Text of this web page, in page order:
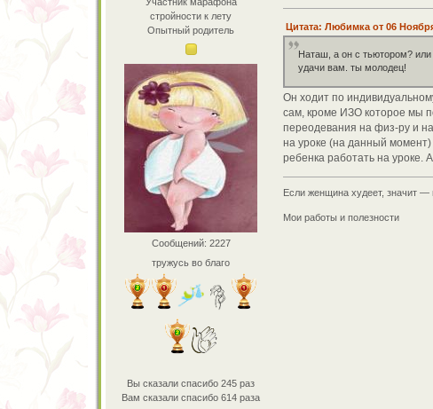
стройности к лету
Опытный родитель
Сообщений: 2227
тружусь во благо
Вы сказали спасибо 245 раз
Вам сказали спасибо 614 раза
Цитата: Любимка от 06
Наташ, а он с тьютором?
удачи вам. ты молодец!
Он ходит по
сам, кроме ИЗО которое мы
переодевания на физ-ру и
на уроке (на данный момент)
ребенка работать на уроке.
Если женщина худеет, значит
Мои работы и полезности